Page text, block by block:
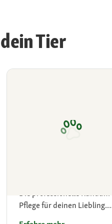
Tier
Die professionelle Rundum-
Pflege für deinen Liebling.